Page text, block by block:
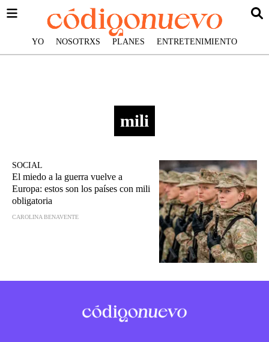
YO NOSOTRXS PLANES ENTRETENIMIENTO
mili
SOCIAL
El miedo a la guerra vuelve a
Europa: estos son los países con mili
obligatoria
CAROLINA BENAVENTE